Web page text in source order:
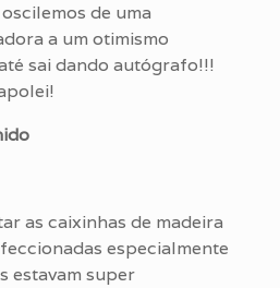
de uma
a um otimismo
sai dando autógrafo!!!
as caixinhas de madeira
especialmente
estavam super